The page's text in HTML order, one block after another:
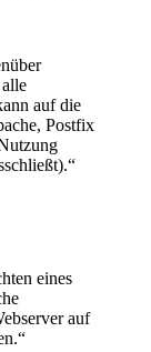
auf die
Postfix
eines
auf